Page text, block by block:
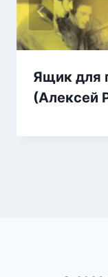
Ящик для
(Алексей